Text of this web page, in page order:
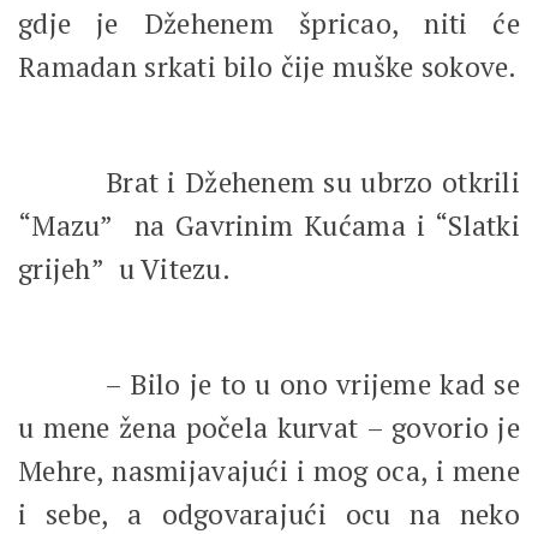
gdje je Džehenem špricao, niti će
Ramadan srkati bilo čije muške sokove.
Brat i Džehenem su ubrzo otkrili
“Mazu” na Gavrinim Kućama i “Slatki
grijeh” u Vitezu.
– Bilo je to u ono vrijeme kad se
u mene žena počela kurvat – govorio je
Mehre, nasmijavajući i mog oca, i mene
i sebe, a odgovarajući ocu na neko